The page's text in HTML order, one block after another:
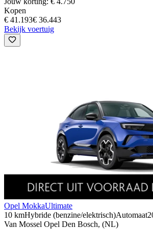
Kopen
€ 41.193€ 36.443
Bekijk voertuig
Opel MokkaUltimate
10 kmHybride (benzine/elektrisch)Automaat
Van Mossel Opel Den Bosch, (NL)